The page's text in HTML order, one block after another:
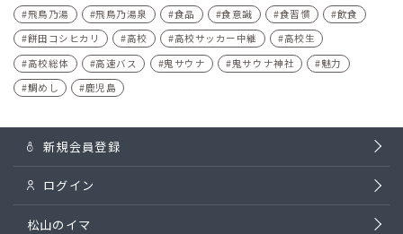
飛鳥乃湯
飛鳥乃湯泉 食品 食意識 食習慣
飲食
餅田コシヒカリ
高校 高校サッカー中継
高校生
高校総体
高速バス 鬼サウナ 鬼サウナ神社
魅力
鯛めし
鹿児島
新規会員登録
ログイン
松山のイマ